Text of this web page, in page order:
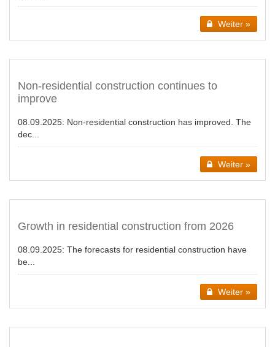
Weiter »
Non-residential construction continues to
improve
08.09.2025: Non-residential construction has improved. The
dec...
Weiter »
Growth in residential construction from 2026
08.09.2025: The forecasts for residential construction have
be...
Weiter »